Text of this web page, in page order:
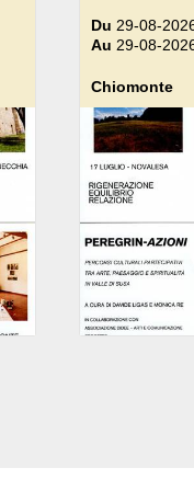
Du 29-08-
Au 29-08-
Chiomonte